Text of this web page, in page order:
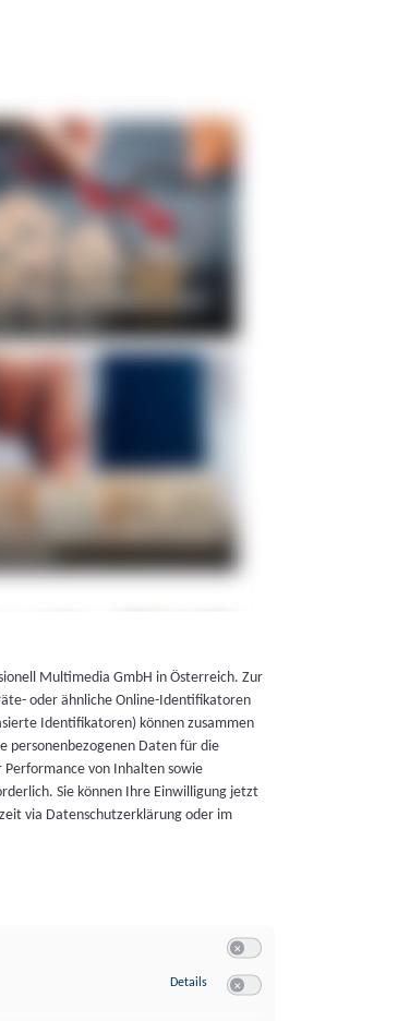
Multimedia GmbH in Österreich. Zur
oder ähnliche Online-Identifikatoren
Identifikatoren) können zusammen
personenbezogenen Daten für die
Performance von Inhalten sowie
Sie können Ihre Einwilligung jetzt
via Datenschutzerklärung oder im
Details zu Speichern von oder Zugriff auf